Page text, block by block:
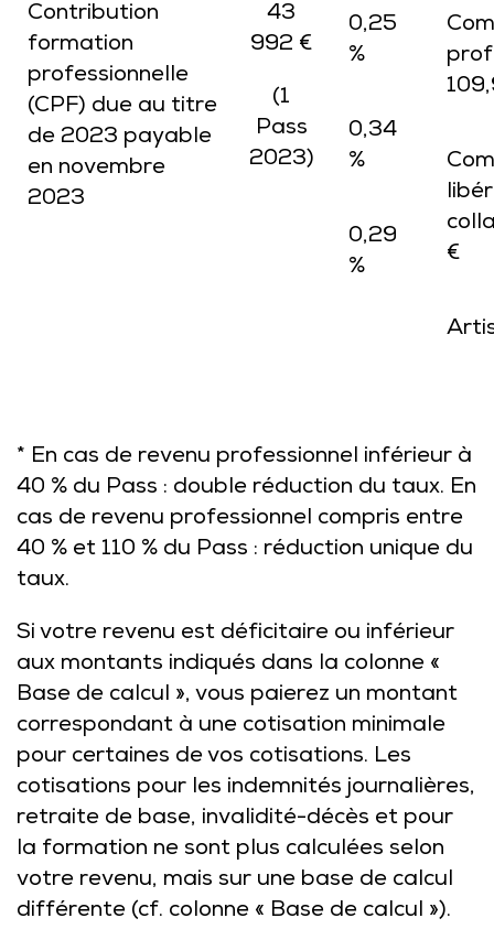
Contribution
formation
professionnelle
(CPF) due au titre
de 2023 payable
en novembre
2023
43
992 €
(1
Pass
2023)
0,25
%
0,34
%
0,29
%
€
* En cas de revenu professionnel inférieur à
40 % du Pass : double réduction du taux. En
cas de revenu professionnel compris entre
40 % et 110 % du Pass : réduction unique du
taux.
Si votre revenu est déficitaire ou inférieur
aux montants indiqués dans la colonne «
Base de calcul », vous paierez un montant
correspondant à une cotisation minimale
pour certaines de vos cotisations. Les
cotisations pour les indemnités journalières,
retraite de base, invalidité-décès et pour
la formation ne sont plus calculées selon
votre revenu, mais sur une base de calcul
différente (cf. colonne « Base de calcul »).